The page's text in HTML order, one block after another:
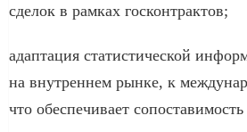
сделок в рамках госконтрактов;
адаптация статистической
на внутреннем рынке, к
что обеспечивает